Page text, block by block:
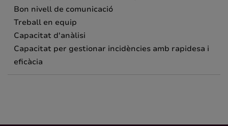
Bon nivell de comunicació
Treball en equip
Capacitat d'anàlisi
Capacitat per gestionar incidències amb rapidesa i
eficàcia